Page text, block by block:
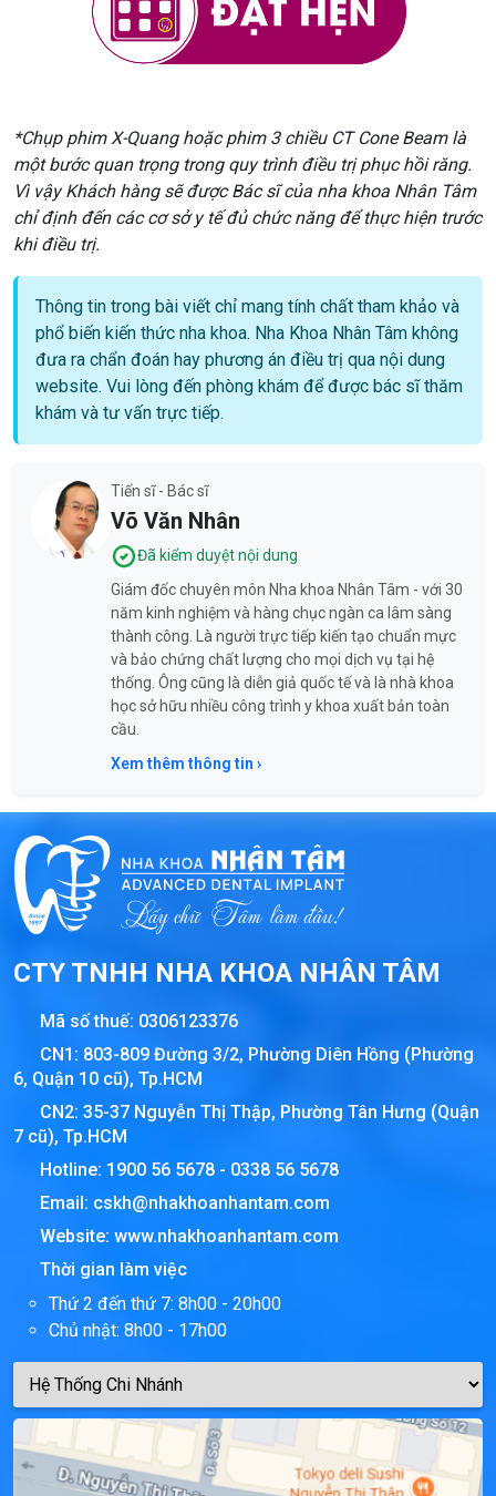
*Chụp phim X-Quang hoặc phim 3 chiều CT Cone Beam là
một bước quan trọng trong quy trình điều trị phục hồi răng.
Vì vậy Khách hàng sẽ được Bác sĩ của nha khoa Nhân Tâm
chỉ định đến các cơ sở y tế đủ chức năng để thực hiện trước
khi điều trị.
Thông tin trong bài viết chỉ mang tính chất tham khảo và
phổ biến kiến thức nha khoa. Nha Khoa Nhân Tâm không
đưa ra chẩn đoán hay phương án điều trị qua nội dung
website. Vui lòng đến phòng khám để được bác sĩ thăm
khám và tư vấn trực tiếp.
Tiến sĩ - Bác sĩ
Võ Văn Nhân
Đã kiểm duyệt nội dung
Giám đốc chuyên môn Nha khoa Nhân Tâm - với 30
năm kinh nghiệm và hàng chục ngàn ca lâm sàng
thành công. Là người trực tiếp kiến tạo chuẩn mực
và bảo chứng chất lượng cho mọi dịch vụ tại hệ
thống. Ông cũng là diễn giả quốc tế và là nhà khoa
học sở hữu nhiều công trình y khoa xuất bản toàn
cầu.
Xem thêm thông tin ›
CTY TNHH NHA KHOA NHÂN TÂM
Mã số thuế: 0306123376
CN1: 803-809 Đường 3/2, Phường Diên Hồng (Phường
6, Quận 10 cũ), Tp.HCM
CN2: 35-37 Nguyễn Thị Thập, Phường Tân Hưng (Quận
7 cũ), Tp.HCM
Hotline: 1900 56 5678 - 0338 56 5678
Email: cskh@nhakhoanhantam.com
Website: www.nhakhoanhantam.com
Thời gian làm việc
Thứ 2 đến thứ 7: 8h00 - 20h00
Chủ nhật: 8h00 - 17h00